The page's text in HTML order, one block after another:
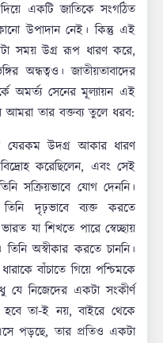
একটি জাতিকে সংগঠিত
উপাদান নেই। কিন্তু এই
সময় উগ্র রূপ ধারণ করে,
অন্ধত্বও। জাতীয়তাবাদের
অমর্ত্য সেনের মূল্যায়ন এই
আমরা তার বক্তব্য তুলে ধরব:
যেরকম উদগ্র আকার ধারণ
করেছিলেন, এবং সেই
সক্রিয়ভাবে যোগ দেননি।
তিনি দৃঢ়ভাবে ব্যক্ত করতে
যা শিখতে পারে স্বেচ্ছায়
অস্বীকার করতে চাননি।
বাঁচাতে গিয়ে পশ্চিমকে
নিজেদের একটা সংকীর্ণ
হবে তা-ই নয়, বাইরে থেকে
পড়ছে, তার প্রতিও একটা